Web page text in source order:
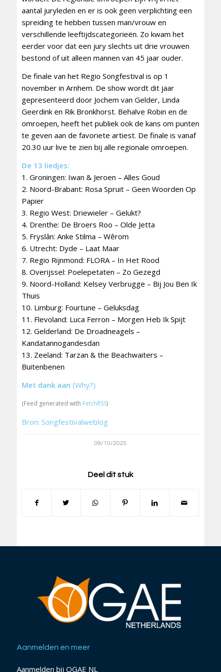
aantal juryleden en er is ook geen verplichting een
spreiding te hebben tussen man/vrouw en
verschillende leeftijdscategorieën. Zo kwam het
eerder voor dat een jury slechts uit drie vrouwen
bestond of uit alleen mannen van 45 jaar ouder.
De finale van het Regio Songfestival is op 1
november in Arnhem. De show wordt dit jaar
gepresenteerd door Jochem van Gelder, Linda
Geerdink en Rik Bronkhorst. Behalve Robin en de
omroepen, heeft het publiek ook de kans om punten
te geven aan de favoriete artiest. De finale is vanaf
20.30 uur live te zien bij alle regionale omroepen.
De 13 liedjes:
1. Groningen: Iwan & Jeroen – Alles Goud
2. Noord-Brabant: Rosa Spruit – Geen Woorden Op
Papier
3. Regio West: Driewieler – Gelukt?
4. Drenthe: De Broers Roo – Olde Jetta
5. Fryslân: Anke Stilma – Wêrom
6. Utrecht: Dyde – Laat Maar
7. Regio Rijnmond: FLORA – In Het Rood
8. Overijssel: Poelepetaten – Zo Gezegd
9. Noord-Holland: Kelsey Verbrugge – Bij Jou Ben Ik
Thuis
10. Limburg: Fourtune – Geluksdag
11. Flevoland: Luca Ferron – Morgen Heb Ik Spijt
12. Gelderland: De Droadneagels –
Kandatannogandesdan
13. Zeeland: Tarzan & the Beachwaiters –
Buitenbenen
Met dank aan (Why?)
(Feed generated with FetchRSS)
Bron: Songfestivalweblog
09/10/2025
Deel dit stuk
Aanmelden en meer
Aanmelden bij OGAE NL